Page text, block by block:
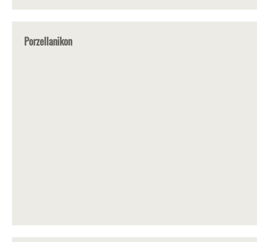
Porzellanikon